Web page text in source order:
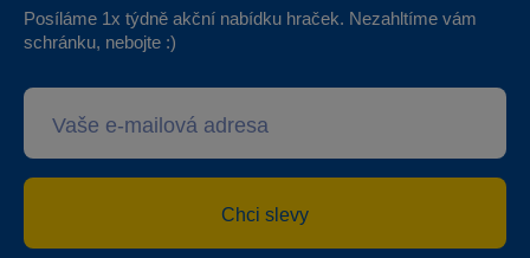
Posíláme 1x týdně akční nabídku hraček. Nezahltíme vám
schránku, nebojte :)
Chci slevy